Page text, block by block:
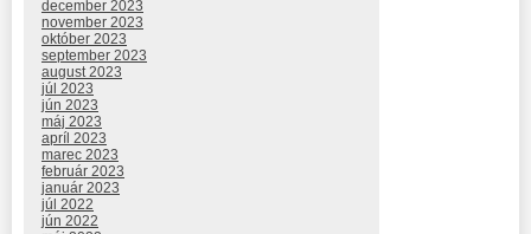
december 2023
november 2023
október 2023
september 2023
august 2023
júl 2023
jún 2023
máj 2023
apríl 2023
marec 2023
február 2023
január 2023
júl 2022
jún 2022